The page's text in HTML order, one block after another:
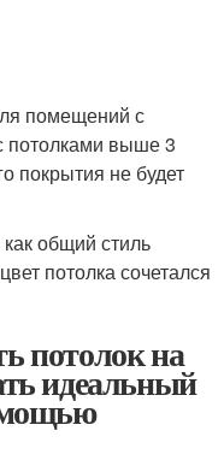
помещений с
потолками выше 3
покрытия не будет
общий стиль
потолка сочетался
потолок на
идеальный